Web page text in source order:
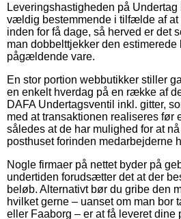
Leveringshastigheden på
vældig bestemmende i tilfælde af at
inden for få dage, så herved er det
man dobbelttjekker den
pågældende vare.
En stor portion webbutikker stiller
en enkelt hverdag på en række af
DAFA Undertagsventil inkl. gitter,
med at transaktionen realiseres før
således at de har mulighed for at
posthuset forinden medarbejderne
Nogle firmaer på nettet byder på
undertiden forudsætter det at der
beløb. Alternativt bør du gribe den
hvilket gerne – uanset om man bor
eller Faaborg – er at få leveret dine